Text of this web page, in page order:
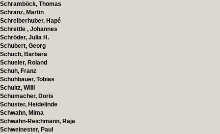
Schramböck, Thomas
Schranz, Martin
Schreiberhuber, Hapé
Schrettle , Johannes
Schröder, Julia H.
Schubert, Georg
Schuch, Barbara
Schueler, Roland
Schuh, Franz
Schuhbauer, Tobias
Schultz, Willi
Schumacher, Doris
Schuster, Heidelinde
Schwahn, Mima
Schwahn-Reichmann, Raja
Schweinester, Paul